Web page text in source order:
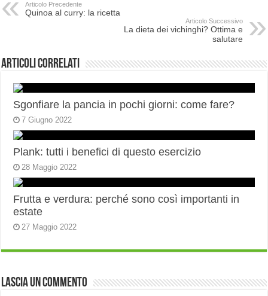
Articolo Precedente
Quinoa al curry: la ricetta
Articolo Successivo
La dieta dei vichinghi? Ottima e
salutare
Articoli correlati
Sgonfiare la pancia in pochi giorni: come fare?
7 Giugno 2022
Plank: tutti i benefici di questo esercizio
28 Maggio 2022
Frutta e verdura: perché sono così importanti in
estate
27 Maggio 2022
Lascia un commento